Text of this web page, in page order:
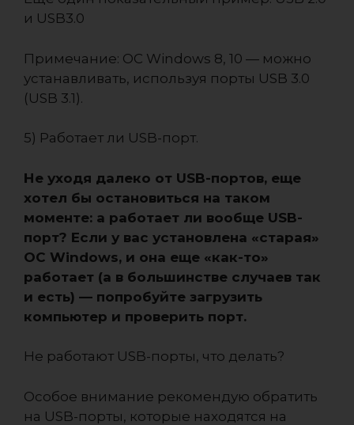
и USB3.0
Примечание: ОС Windows 8, 10 — можно
устанавливать, используя порты USB 3.0
(USB 3.1).
5) Работает ли USB-порт.
Не уходя далеко от USB-портов, еще
хотел бы остановиться на таком
моменте: а работает ли вообще USB-
порт? Если у вас установлена «старая»
ОС Windows, и она еще «как-то»
работает (а в большинстве случаев так
и есть) — попробуйте загрузить
компьютер и проверить порт.
Не работают USB-порты, что делать?
Особое внимание рекомендую обратить
на USB-порты, которые находятся на